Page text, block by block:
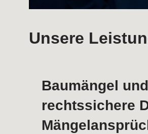
Unsere
Baumängel
rechtssichere